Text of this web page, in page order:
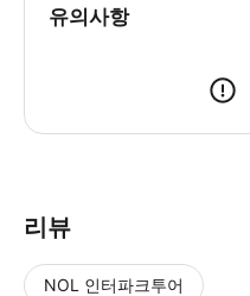
유의사항
리뷰
NOL 인터파크투어